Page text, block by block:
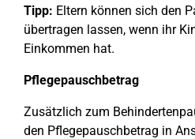
Tipp: Eltern können sich den
übertragen lassen, wenn ihr
Einkommen hat.
Pflegepauschbetrag
Zusätzlich zum
den Pflegepauschbetrag in